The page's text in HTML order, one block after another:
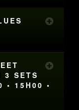
3 SETS
• 15H00 •